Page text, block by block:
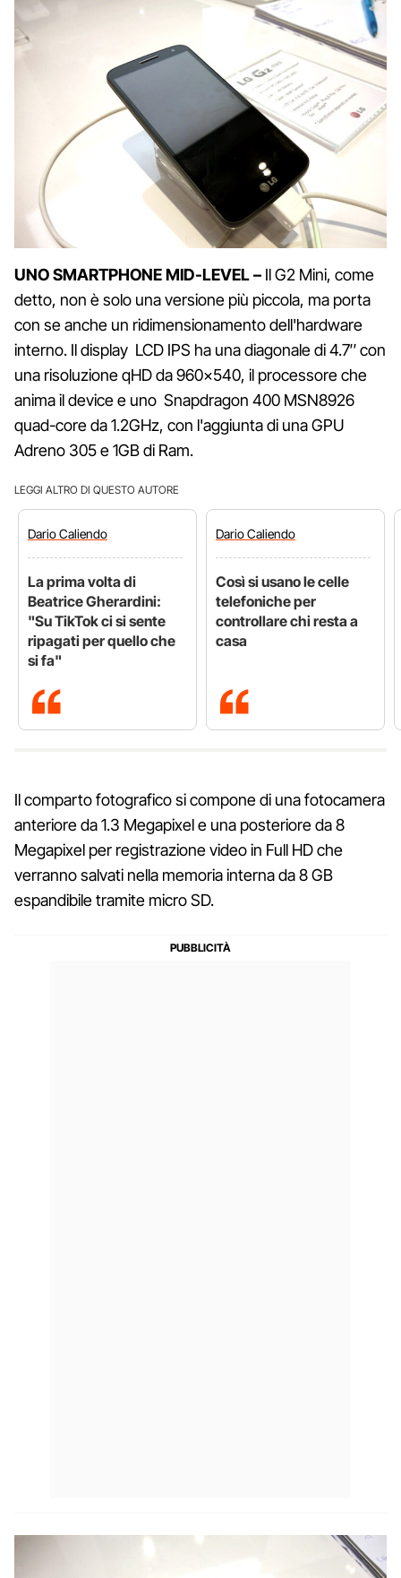
UNO SMARTPHONE MID-LEVEL – Il G2 Mini, come
detto, non è solo una versione più piccola, ma porta
con se anche un ridimensionamento dell'hardware
interno. Il display LCD IPS ha una diagonale di 4.7″ con
una risoluzione qHD da 960×540, il processore che
anima il device e uno Snapdragon 400 MSN8926
quad-core da 1.2GHz, con l'aggiunta di una GPU
Adreno 305 e 1GB di Ram.
LEGGI ALTRO DI QUESTO AUTORE
DarioCaliendo
La prima volta di
Beatrice Gherardini:
"Su TikTok ci si sente
ripagati per quello che
si fa"
DarioCaliendo
Così si usano le celle
telefoniche per
controllare chi resta a
casa
Il comparto fotografico si compone di una fotocamera
anteriore da 1.3 Megapixel e una posteriore da 8
Megapixel per registrazione video in Full HD che
verranno salvati nella memoria interna da 8 GB
espandibile tramite micro SD.